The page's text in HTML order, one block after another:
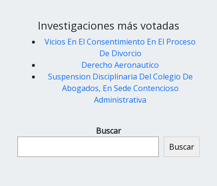
Investigaciones más votadas
Vicios En El Consentimiento En El Proceso
De Divorcio
Derecho Aeronautico
Suspension Disciplinaria Del Colegio De
Abogados, En Sede Contencioso
Administrativa
Buscar
Buscar